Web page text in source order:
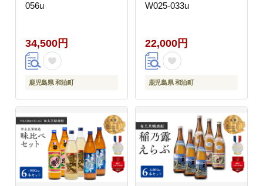
056u
34,500円
鹿児島県 和泊町
W025-033u
22,000円
鹿児島県 和泊町